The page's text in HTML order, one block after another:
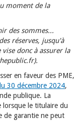
moment de la
des sommes...
réserves, jusqu'à
donc à assurer la
en faveur des PME,
30 décembre 2024,
publique. La
lorsque le titulaire du
de garantie ne peut